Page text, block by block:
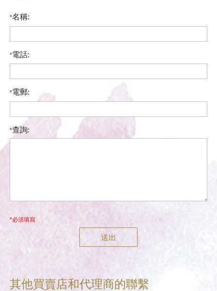
*名稱:
*電話:
*電郵:
*查詢:
*必須填寫
送出
其他買賣店和代理商的聯繫